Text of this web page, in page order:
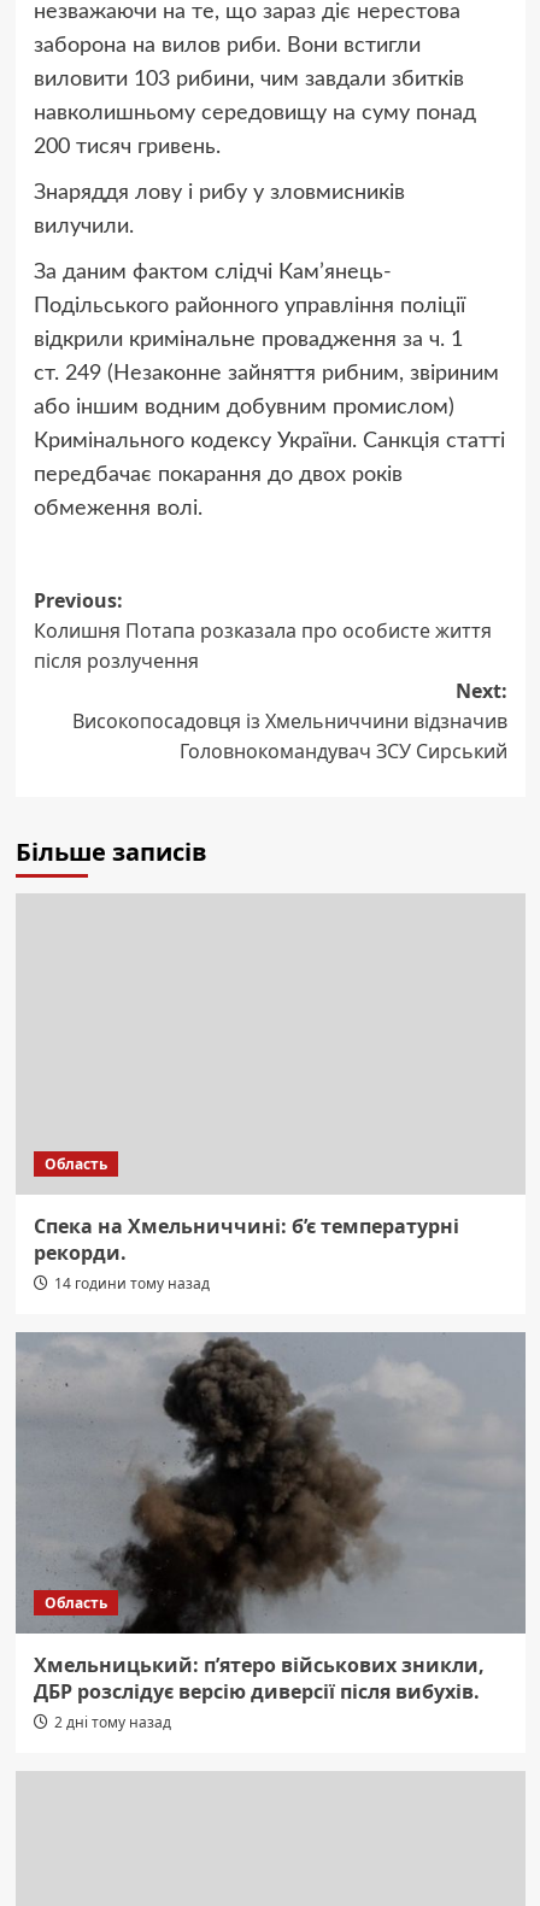
незважаючи на те, що зараз діє нерестова
заборона на вилов риби. Вони встигли
виловити 103 рибини, чим завдали збитків
навколишньому середовищу на суму понад
200 тисяч гривень.
Знаряддя лову і рибу у зловмисників
вилучили.
За даним фактом слідчі Кам’янець-
Подільського районного управління поліції
відкрили кримінальне провадження за ч. 1
ст. 249 (Незаконне зайняття рибним, звіриним
або іншим водним добувним промислом)
Кримінального кодексу України. Санкція статті
передбачає покарання до двох років
обмеження волі.
Post
navigation
Previous:
Колишня Потапа розказала про особисте життя
після розлучення
Next:
Високопосадовця із Хмельниччини відзначив
Головнокомандувач ЗСУ Сирський
Більше записів
Область
Спека на Хмельниччині: б’є температурні
рекорди.
14 години тому назад
Область
Хмельницький: п’ятеро військових зникли,
ДБР розслідує версію диверсії після вибухів.
2 дні тому назад